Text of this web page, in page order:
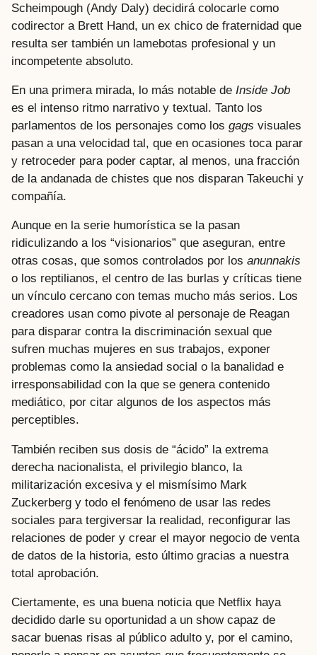
Scheimpough (Andy Daly) decidirá colocarle como
codirector a Brett Hand, un ex chico de fraternidad que
resulta ser también un lamebotas profesional y un
incompetente absoluto.
En una primera mirada, lo más notable de Inside Job
es el intenso ritmo narrativo y textual. Tanto los
parlamentos de los personajes como los gags visuales
pasan a una velocidad tal, que en ocasiones toca parar
y retroceder para poder captar, al menos, una fracción
de la andanada de chistes que nos disparan Takeuchi y
compañía.
Aunque en la serie humorística se la pasan
ridiculizando a los “visionarios” que aseguran, entre
otras cosas, que somos controlados por los anunnakis
o los reptilianos, el centro de las burlas y críticas tiene
un vínculo cercano con temas mucho más serios. Los
creadores usan como pivote al personaje de Reagan
para disparar contra la discriminación sexual que
sufren muchas mujeres en sus trabajos, exponer
problemas como la ansiedad social o la banalidad e
irresponsabilidad con la que se genera contenido
mediático, por citar algunos de los aspectos más
perceptibles.
También reciben sus dosis de “ácido” la extrema
derecha nacionalista, el privilegio blanco, la
militarización excesiva y el mismísimo Mark
Zuckerberg y todo el fenómeno de usar las redes
sociales para tergiversar la realidad, reconfigurar las
relaciones de poder y crear el mayor negocio de venta
de datos de la historia, esto último gracias a nuestra
total aprobación.
Ciertamente, es una buena noticia que Netflix haya
decidido darle su oportunidad a un show capaz de
sacar buenas risas al público adulto y, por el camino,